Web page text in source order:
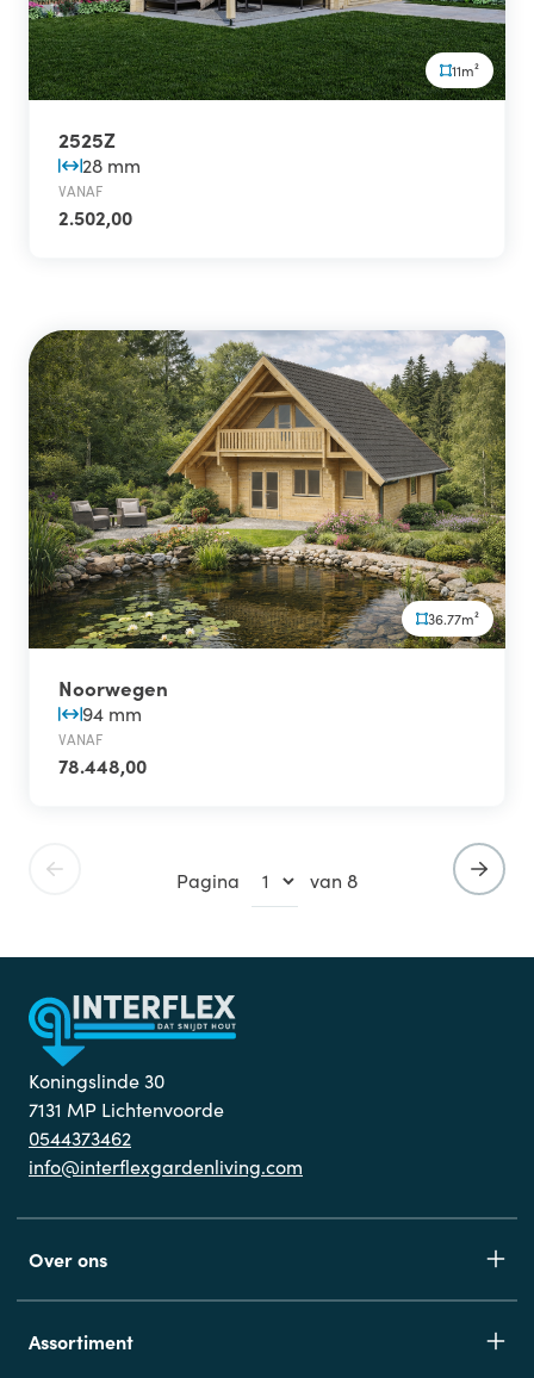
11m²
2525Z
28 mm
VANAF
2.502,00
36.77m²
Noorwegen
94 mm
VANAF
78.448,00
Pagina van 8
Koningslinde 30
7131 MP Lichtenvoorde
0544373462
info@interflexgardenliving.com
Over ons
Assortiment